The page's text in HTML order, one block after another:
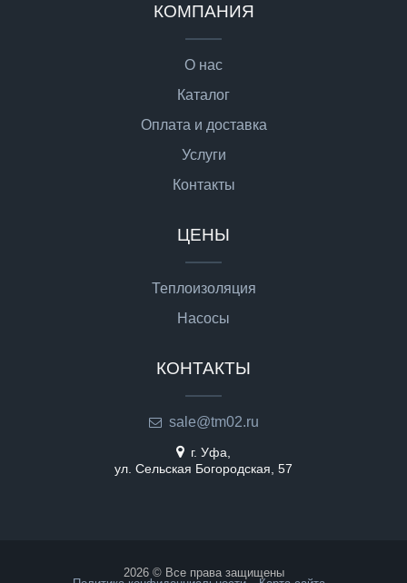
КОМПАНИЯ
О нас
Каталог
Оплата и доставка
Услуги
Контакты
ЦЕНЫ
Теплоизоляция
Насосы
КОНТАКТЫ
sale@tm02.ru
г. Уфа,
ул. Сельская Богородская, 57
2026 © Все права защищены